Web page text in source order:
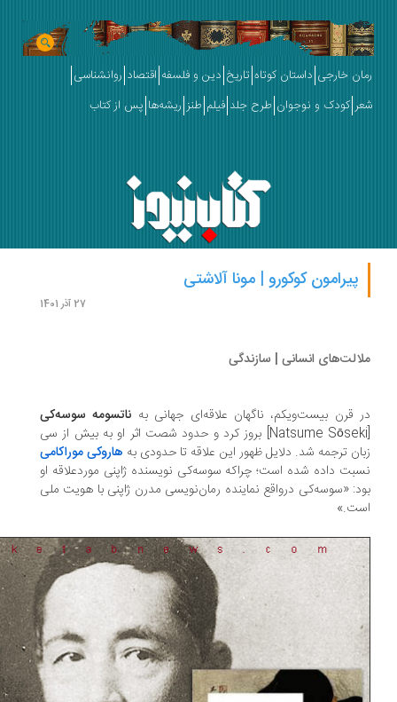
خارجی داستان کوتاه تاریخ دین و فلسفه اقتصاد روانشناسی
کودک و نوجوان طرح جلد فیلم طنز ریشه‌ها پس از کتاب
پیرامون کوکورو | مونا آلاشتی
انسانی | سازندگی
قرن بیست‌ویکم، ناگهان علاقه‌ای جهانی بهناتسومه سوسه‌کی
[Natsume Sōseki] بروز کرد و حدود شصت اثر او به بیش از سی
ترجمه شد. دلایل ظهور این علاقه تا حدودى بههاروکی موراکامی
داده شده است؛ چراكه سوسه‌كى نویسنده ژاپنی موردعلاقه او
«سوسه‌كى درواقع نماینده رمان‌نویسی مدرن ژاپنی با هویت ملى